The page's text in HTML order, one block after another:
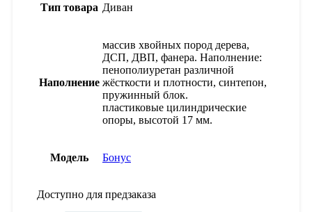
Тип товара Диван
Наполнение
массив хвойных пород дерева,
ДСП, ДВП, фанера. Наполнение:
пенополиуретан различной
жёсткости и плотности, синтепон,
пружинный блок.
пластиковые цилиндрические
опоры, высотой 17 мм.
Модель Бонус
Доступно для предзаказа